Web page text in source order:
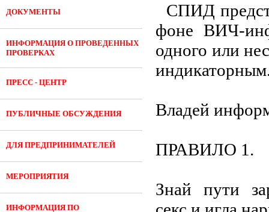
ДОКУМЕНТЫ
ИНФОРМАЦИЯ О ПРОВЕДЕННЫХ
ПРОВЕРКАХ
ПРЕСС - ЦЕНТР
ПУБЛИЧНЫЕ ОБСУЖДЕНИЯ
ДЛЯ ПРЕДПРИНИМАТЕЛЕЙ
МЕРОПРИЯТИЯ
ИНФОРМАЦИЯ ПО
СПИД
фоне ВИЧ-
одного или
Владей
ПРАВИЛО 1.
Знай пути